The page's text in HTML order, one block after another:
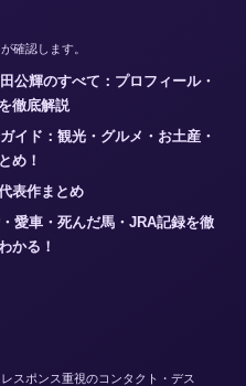
確認します。
公輝のすべて：プロフィール・
徹底解説
イド：観光・グルメ・お土産・
め！
表作まとめ
愛車・死んだ馬・JRA記録を徹
かる！
スポンス重視のコンタクト・デス